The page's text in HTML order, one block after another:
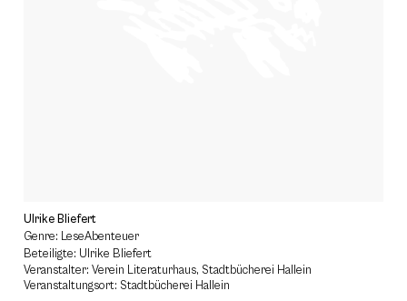
Ulrike Bliefert
Genre: LeseAbenteuer
Beteiligte: Ulrike Bliefert
Veranstalter: Verein Literaturhaus, Stadtbücherei Hallein
Veranstaltungsort: Stadtbücherei Hallein